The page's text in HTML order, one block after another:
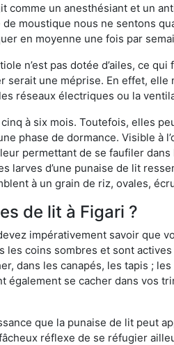
comme un anesthésiant et un
moustique nous ne sentons
en moyenne une fois par
n’est pas dotée d’ailes, ce
une méprise. En effet, elle
réseaux électriques ou la
à six mois. Toutefois, elles
phase de dormance. Visible
permettant de se faufiler
larves d’une punaise de lit
à un grain de riz, ovales,
de lit à Figari ?
impérativement savoir que
les coins sombres et sont
dans les canapés, les tapis ;
également se cacher dans vos
que la punaise de lit peut
réflexe de se réfugier